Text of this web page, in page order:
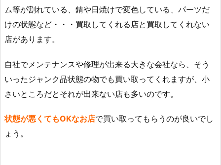
ム等が割れている、錆や日焼けで変色している、パーツだ
けの状態など・・・買取してくれる店と買取してくれない
店があります。
自社でメンテナンスや修理が出来る大きな会社なら、そう
いったジャンク品状態の物でも買い取ってくれますが、小
さいところだとそれが出来ない店も多いのです。
状態が悪くてもOKなお店で買い取ってもらうのが良いでし
ょう。